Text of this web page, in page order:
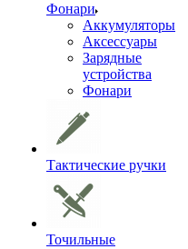
Фонари
Аккумуляторы
Аксессуары
Зарядные
устройства
Фонари
Тактические ручки
Точильные